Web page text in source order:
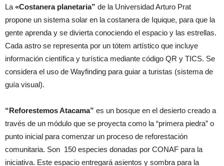
La «Costanera planetaria” de la Universidad Arturo Prat
propone un sistema solar en la costanera de Iquique, para que la
gente aprenda y se divierta conociendo el espacio y las estrellas.
Cada astro se representa por un tótem artístico que incluye
información científica y turística mediante código QR y TICS. Se
considera el uso de Wayfinding para guiar a turistas (sistema de
guía visual).
“Reforestemos Atacama” es un bosque en el desierto creado a
través de un módulo que se proyecta como la “primera piedra” o
punto inicial para comenzar un proceso de reforestación
comunitaria. Son 150 especies donadas por CONAF para la
iniciativa. Este espacio entregará asientos y sombra para la